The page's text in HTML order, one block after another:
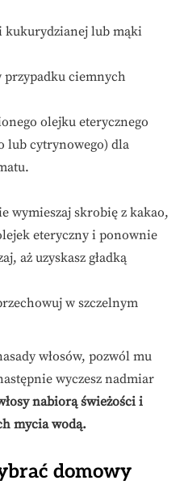
lub mąki
przypadku ciemnych
olejku eterycznego
lub cytrynowego) dla
wymieszaj skrobię z kakao,
eteryczny i ponownie
aż uzyskasz gładką
w szczelnym
włosów, pozwól mu
wyczesz nadmiar
nabiorą świeżości i
mycia wodą.
domowy